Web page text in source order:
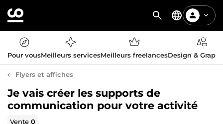
Pour vousMeilleurs servicesMeilleurs freelancesDesign &
Flyers et affiches
Je vais créer les supports de
communication pour votre activité
Vente0